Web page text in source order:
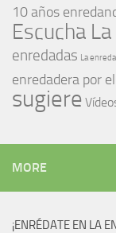
10 años
Escucha
enredadas La
enredadera por
sugiere
MORE
¡ENRÉDATE EN LA